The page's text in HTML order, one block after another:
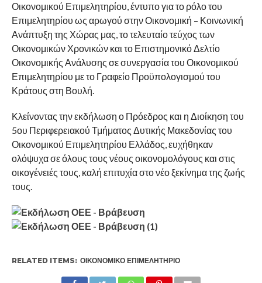
Οικονομικού Επιμελητηρίου, έντυπο για το ρόλο του
Επιμελητηρίου ως αρωγού στην Οικονομική – Κοινωνική
Ανάπτυξη της Χώρας μας, το τελευταίο τεύχος των
Οικονομικών Χρονικών και το Επιστημονικό Δελτίο
Οικονομικής Ανάλυσης σε συνεργασία του Οικονομικού
Επιμελητηρίου με το Γραφείο Προϋπολογισμού του
Κράτους στη Βουλή.
Κλείνοντας την εκδήλωση ο Πρόεδρος και η Διοίκηση του
5ου Περιφερειακού Τμήματος Δυτικής Μακεδονίας του
Οικονομικού Επιμελητηρίου Ελλάδος, ευχήθηκαν
ολόψυχα σε όλους τους νέους οικονομολόγους και στις
οικογένειές τους, καλή επιτυχία στο νέο ξεκίνημα της ζωής
τους.
RELATED ITEMS: ΟΙΚΟΝΟΜΙΚΌ ΕΠΙΜΕΛΗΤΉΡΙΟ